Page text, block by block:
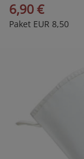
6,90 €
Paket EUR 8,50